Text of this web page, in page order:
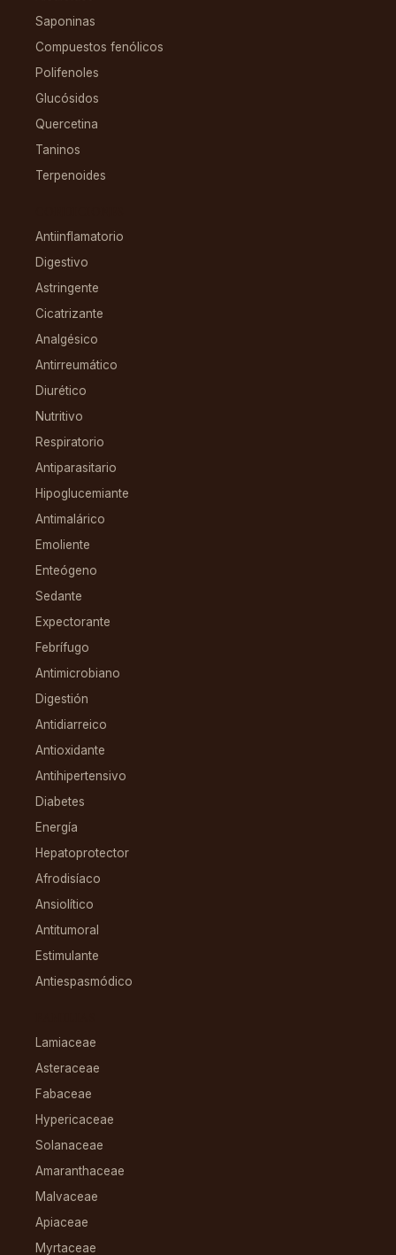
Saponinas
Compuestos fenólicos
Polifenoles
Glucósidos
Quercetina
Taninos
Terpenoides
Antiinflamatorio
Digestivo
Astringente
Cicatrizante
Analgésico
Antirreumático
Diurético
Nutritivo
Respiratorio
Antiparasitario
Hipoglucemiante
Antimalárico
Emoliente
Enteógeno
Sedante
Expectorante
Febrífugo
Antimicrobiano
Digestión
Antidiarreico
Antioxidante
Antihipertensivo
Diabetes
Energía
Hepatoprotector
Afrodisíaco
Ansiolítico
Antitumoral
Estimulante
Antiespasmódico
Lamiaceae
Asteraceae
Fabaceae
Hypericaceae
Solanaceae
Amaranthaceae
Malvaceae
Apiaceae
Myrtaceae